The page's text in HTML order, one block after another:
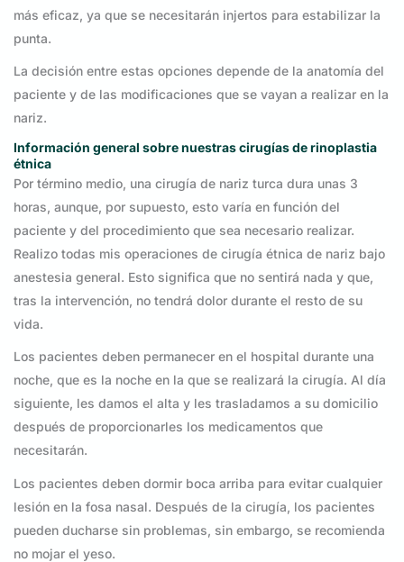
más eficaz, ya que se necesitarán injertos para estabilizar la
punta.
La decisión entre estas opciones depende de la anatomía del
paciente y de las modificaciones que se vayan a realizar en la
nariz.
Información general sobre nuestras cirugías de rinoplastia
étnica
Por término medio, una cirugía de nariz turca dura unas 3
horas, aunque, por supuesto, esto varía en función del
paciente y del procedimiento que sea necesario realizar.
Realizo todas mis operaciones de cirugía étnica de nariz bajo
anestesia general. Esto significa que no sentirá nada y que,
tras la intervención, no tendrá dolor durante el resto de su
vida.
Los pacientes deben permanecer en el hospital durante una
noche, que es la noche en la que se realizará la cirugía. Al día
siguiente, les damos el alta y les trasladamos a su domicilio
después de proporcionarles los medicamentos que
necesitarán.
Los pacientes deben dormir boca arriba para evitar cualquier
lesión en la fosa nasal. Después de la cirugía, los pacientes
pueden ducharse sin problemas, sin embargo, se recomienda
no mojar el yeso.